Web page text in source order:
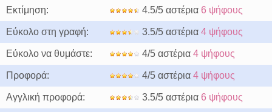
Εκτίμηση: 4.5/5 αστέρια 6 ψήφους
Εύκολο στη γραφή: 3.5/5 αστέρια 4 ψήφους
Εύκολο να θυμάστε: 4/5 αστέρια 4 ψήφους
Προφορά: 4/5 αστέρια 4 ψήφους
Αγγλική προφορά: 3.5/5 αστέρια 6 ψήφους